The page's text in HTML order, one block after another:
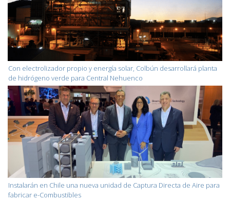
Con electrolizador propio y energía solar, Colbún desarrollará planta
de hidrógeno verde para Central Nehuenco
Instalarán en Chile una nueva unidad de Captura Directa de Aire para
fabricar e-Combustibles